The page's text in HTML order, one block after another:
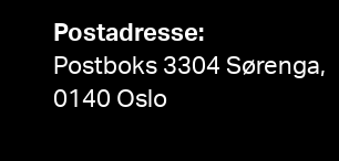
Postadresse:
Postboks 3304 Sørenga,
0140 Oslo